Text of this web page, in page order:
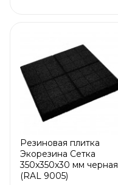
Резиновая плитка
Экорезина Сетка
350x350x30 мм черная
(RAL 9005)